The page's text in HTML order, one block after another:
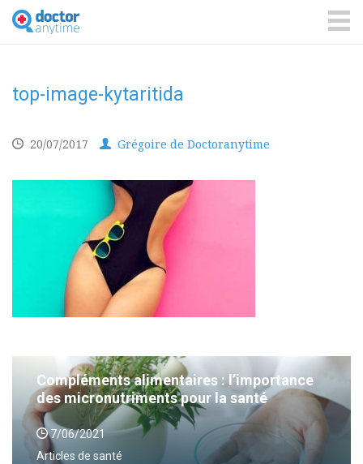
DoctorAnyTime
You
are
top-image-kytaritida
20/07/2017 Grégoire de Doctoranytime
Compléments alimentaires : l’importance
des micronutriments pour la santé
7/06/2021
Articles de santé